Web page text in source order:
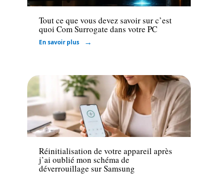
Tout ce que vous devez savoir sur c’est
quoi Com Surrogate dans votre PC
En savoir plus
Informatique
Réinitialisation de votre appareil après
j’ai oublié mon schéma de
déverrouillage sur Samsung